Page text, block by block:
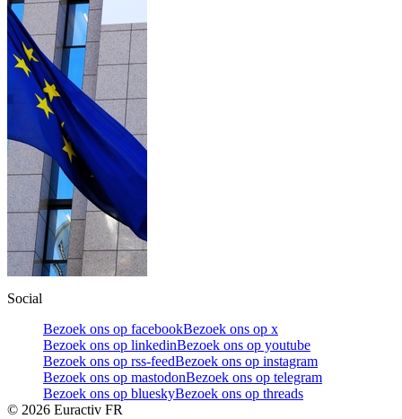
Social
Bezoek ons op facebookBezoek ons op x
Bezoek ons op linkedinBezoek ons op youtube
Bezoek ons op rss-feedBezoek ons op instagram
Bezoek ons op mastodonBezoek ons op telegram
Bezoek ons op blueskyBezoek ons op threads
© 2026 Euractiv FR